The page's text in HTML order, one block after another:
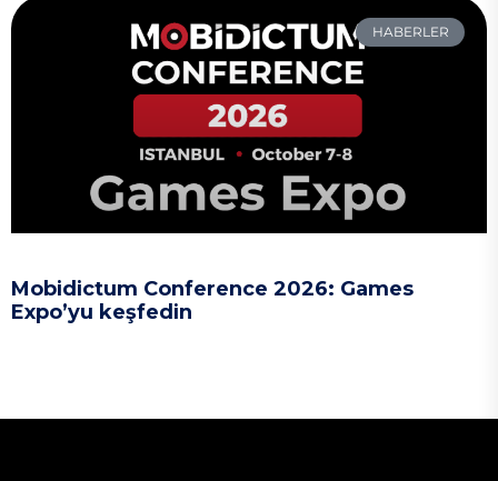
HABERLER
Mobidictum Conference 2026: Games
Expo’yu keşfedin